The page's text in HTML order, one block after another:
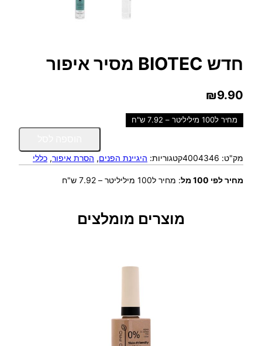
חדש BIOTEC מסיר איפור
₪9.90
מחיר ל100 מיליליטר – 7.92 ש"ח
כ
ו
ש
ד
מק"ט: 4004346קטגוריות: היגיינת הפנים, הסרת איפור, כללי
מחיר לפי 100 מל : מחיר ל100 מיליליטר – 7.92 ש"ח
מוצרים מומלצים